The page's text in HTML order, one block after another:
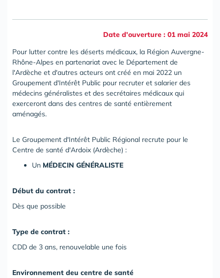
Date d'ouverture : 01 mai 2024
Pour lutter contre les déserts médicaux, la Région Auvergne-
Rhône-Alpes en partenariat avec le Département de
l'Ardèche et d'autres acteurs ont créé en mai 2022 un
Groupement d'Intérêt Public pour recruter et salarier des
médecins généralistes et des secrétaires médicaux qui
exerceront dans des centres de santé entièrement
aménagés.
Le Groupement d'Intérêt Public Régional recrute pour le
Centre de santé d'Ardoix (Ardèche) :
Un MÉDECIN GÉNÉRALISTE
Début du contrat :
Dès que possible
Type de contrat :
CDD de 3 ans, renouvelable une fois
Environnement deu centre de santé